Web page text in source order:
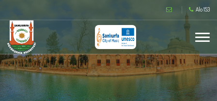
Alo 153